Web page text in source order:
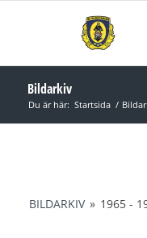
Bildarkiv
Du är här: Startsida /
BILDARKIV » 1965 -